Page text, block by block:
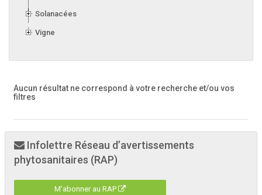
Solanacées
Vigne
Aucun résultat ne correspond à votre recherche et/ou vos
filtres
Infolettre Réseau d’avertissements
phytosanitaires (RAP)
M'abonner au RAP